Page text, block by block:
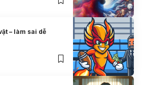
– làm sai dễ